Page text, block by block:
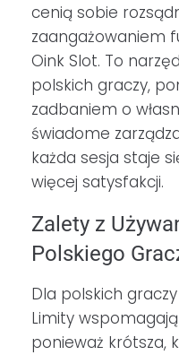
cenią sobie
zaangażowaniem
Oink Slot. To
polskich graczy,
zadbaniem o
świadome
każda sesja staje
więcej satysfakcji.
Zalety z
Polskiego
Dla polskich
Limity
ponieważ krótsza,